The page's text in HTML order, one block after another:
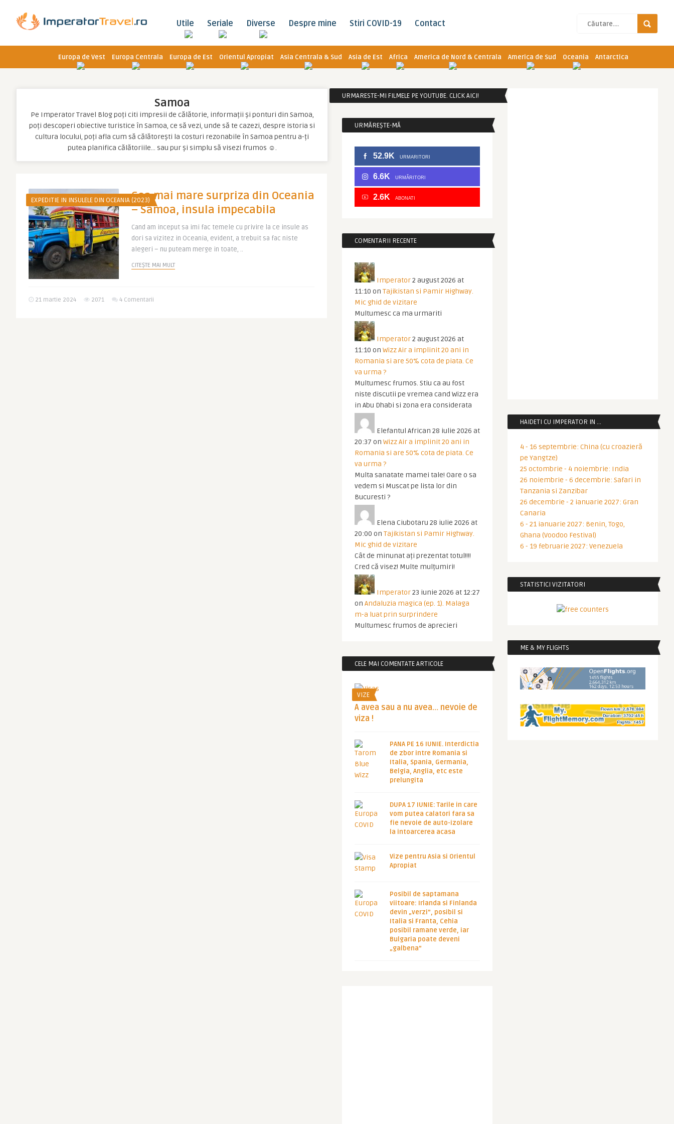
Utile Seriale Diverse Despre mine Stiri COVID-19 Contact
Europa de Vest Europa Centrala Europa de Est Orientul Apropiat Asia Centrala & Sud Asia de Est Africa America de Nord & Centrala America de Sud Oceania Antarctica
Samoa
Pe Imperator Travel Blog poți citi impresii de călătorie, informații și ponturi din Samoa,
poți descoperi obiective turistice în Samoa, ce să vezi, unde să te cazezi, despre istoria si
cultura locului, poți afla cum să călătorești la costuri rezonabile în Samoa pentru a-ți
putea planifica călătoriile… sau pur și simplu să visezi frumos ☺.
EXPEDITIE IN INSULELE DIN OCEANIA (2023)Cea mai mare surpriza din Oceania
– Samoa, insula impecabila
Cand am inceput sa imi fac temele cu privire la ce insule as
dori sa vizitez in Oceania, evident, a trebuit sa fac niste
alegeri – nu puteam merge in toate, ..
CITEȘTE MAI MULT
21 martie 2024 2071 4 Comentarii
URMARESTE-MI FILMELE PE YOUTUBE. CLICK AICI!
URMĂREȘTE-MĂ
52.9K URMARITORI
6.6K URMĂRITORI
2.6K ABONATI
COMENTARII RECENTE
Imperator2 august 2026 at
11:10 on Tajikistan si Pamir Highway.
Mic ghid de vizitare
Multumesc ca ma urmariti
Imperator2 august 2026 at
11:10 on Wizz Air a implinit 20 ani in
Romania si are 50% cota de piata. Ce
va urma ?
Multumesc frumos. Stiu ca au fost
niste discutii pe vremea cand Wizz era
in Abu Dhabi si zona era considerata
Elefantul African 28 iulie 2026 at
20:37 on Wizz Air a implinit 20 ani in
Romania si are 50% cota de piata. Ce
va urma ?
Multa sanatate mamei tale! Oare o sa
vedem si Muscat pe lista lor din
Bucuresti ?
Elena Ciubotaru 28 iulie 2026 at
20:00 on Tajikistan si Pamir Highway.
Mic ghid de vizitare
Cât de minunat ați prezentat totul!!!!
Cred că visez! Multe mulțumiri!
Imperator23 iunie 2026 at 12:27
on Andaluzia magica (ep. 1). Malaga
m-a luat prin surprindere
Multumesc frumos de aprecieri
CELE MAI COMENTATE ARTICOLE
VIZE
A avea sau a nu avea… nevoie de
viza !
PANA PE 16 IUNIE. Interdictia
de zbor intre Romania si
Italia, Spania, Germania,
Belgia, Anglia, etc este
prelungita
DUPA 17 IUNIE: Tarile in care
vom putea calatori fara sa
fie nevoie de auto-izolare
la intoarcerea acasa
Vize pentru Asia si Orientul
Apropiat
Posibil de saptamana
viitoare: Irlanda si Finlanda
devin „verzi”, posibil si
Italia si Franta, Cehia
posibil ramane verde, iar
Bulgaria poate deveni
„galbena”
HAIDETI CU IMPERATOR IN …
4 - 16 septembrie: China (cu croazieră
pe Yangtze)
25 octombrie - 4 noiembrie: India
26 noiembrie - 6 decembrie: Safari in
Tanzania si Zanzibar
26 decembrie - 2 ianuarie 2027: Gran
Canaria
6 - 21 ianuarie 2027: Benin, Togo,
Ghana (Voodoo Festival)
6 - 19 februarie 2027: Venezuela
STATISTICI VIZITATORI
ME & MY FLIGHTS